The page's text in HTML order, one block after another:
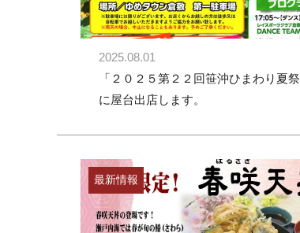
2025.08.01
「２０２５第２２回笹沖ひまわり夏祭
に屋台出店します。
最新情報